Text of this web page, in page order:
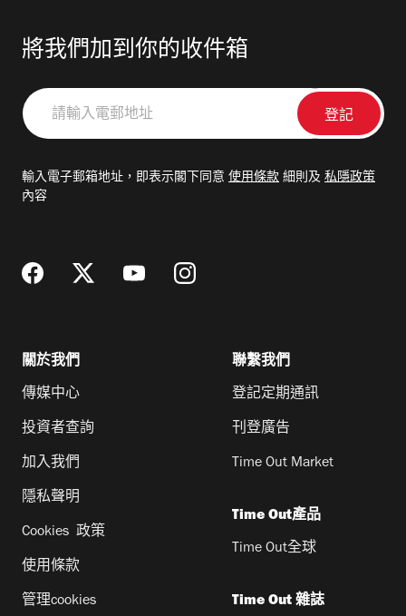
將我們加到你的收件箱
請
輸
郵
輸入電子郵箱地址，即表示閣下同意 使用條款 細則及 私隱政策
內容
關於我們
傳媒中心
投資者查詢
加入我們
隱私聲明
Cookies 政策
使用條款
管理cookies
聯繫我們
登記定期通訊
刊登廣告
Time Out Market
Time Out產品
Time Out全球
Time Out 雜誌